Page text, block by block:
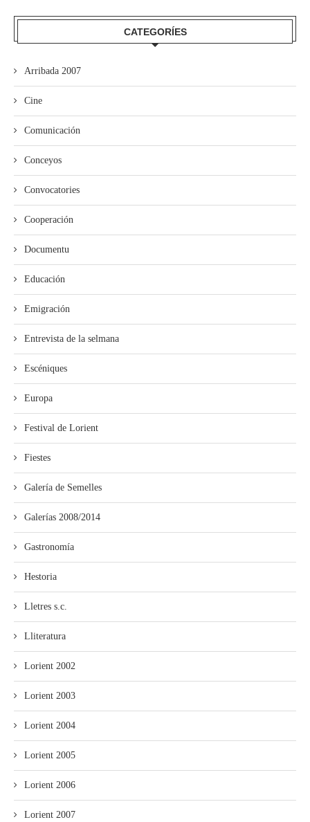
CATEGORÍES
Arribada 2007
Cine
Comunicación
Conceyos
Convocatories
Cooperación
Documentu
Educación
Emigración
Entrevista de la selmana
Escéniques
Europa
Festival de Lorient
Fiestes
Galería de Semelles
Galerías 2008/2014
Gastronomía
Hestoria
Lletres s.c.
Lliteratura
Lorient 2002
Lorient 2003
Lorient 2004
Lorient 2005
Lorient 2006
Lorient 2007